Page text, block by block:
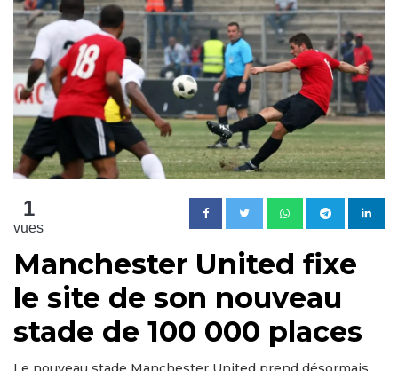
1
vues
Manchester United fixe
le site de son nouveau
stade de 100 000 places